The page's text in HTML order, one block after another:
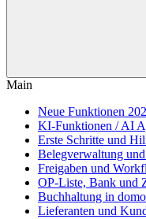
Main
Neue Funktionen
KI-Funktionen / AI
Erste Schritte und
Belegverwaltung
Freigaben und
OP-Liste, Bank und
Buchhaltung in
Lieferanten und